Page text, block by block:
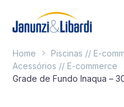
Home
Piscinas // E-
Acessórios // E-commerce
Grade de Fundo Inaqua –